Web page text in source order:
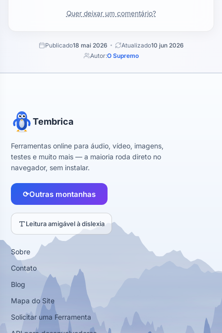
Quer deixar um comentário?
Publicado18 mai 2026 Atualizado10 jun 2026
Autor:O Supremo
Tembrica
Ferramentas online para áudio, vídeo, imagens,
testes e muito mais — a maioria roda direto no
navegador, sem instalar.
⟳Outras montanhas
Leitura amigável à dislexia
Sobre
Contato
Blog
Mapa do Site
Solicitar uma Ferramenta